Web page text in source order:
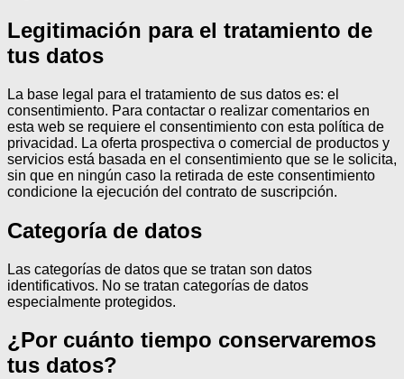
Legitimación para el tratamiento de
tus datos
La base legal para el tratamiento de sus datos es: el
consentimiento. Para contactar o realizar comentarios en
esta web se requiere el consentimiento con esta política de
privacidad. La oferta prospectiva o comercial de productos y
servicios está basada en el consentimiento que se le solicita,
sin que en ningún caso la retirada de este consentimiento
condicione la ejecución del contrato de suscripción.
Categoría de datos
Las categorías de datos que se tratan son datos
identificativos. No se tratan categorías de datos
especialmente protegidos.
¿Por cuánto tiempo conservaremos
tus datos?